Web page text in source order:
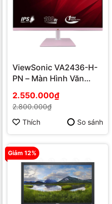
ViewSonic VA2436-H-
PN – Màn Hình Văn
Full HD, Bảo Vệ Mắt
Hiệu Quả
2.550.000₫
2.800.000₫
Thích
So sánh
Giảm 12%